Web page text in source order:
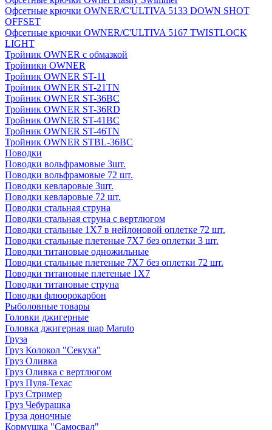
Офсетные крючки OWNER/C'ULTIVA 5133 DOWN SHOT
OFFSET
Офсетные крючки OWNER/C'ULTIVA 5167 TWISTLOCK
LIGHT
Тройник OWNER с обмазкой
Тройники OWNER
Тройник OWNER ST-11
Тройник OWNER ST-21TN
Тройник OWNER ST-36BC
Тройник OWNER ST-36RD
Тройник OWNER ST-41BC
Тройник OWNER ST-46TN
Тройник OWNER STBL-36BC
Поводки
Поводки вольфрамовые 3шт.
Поводки вольфрамовые 72 шт.
Поводки кевларовые 3шт.
Поводки кевларовые 72 шт.
Поводки стальная струна
Поводки стальная струна с вертлюгом
Поводки стальные 1X7 в нейлоновой оплетке 72 шт.
Поводки стальные плетеные 7X7 без оплетки 3 шт.
Поводки титановые одножильные
Поводки стальные плетеные 7X7 без оплетки 72 шт.
Поводки титановые плетеные 1X7
Поводки титановые струна
Поводки флюорокарбон
Рыболовные товары
Головки джигерные
Головка джигерная шар Maruto
Груза
Груз Колокол "Секуха"
Груз Оливка
Груз Оливка с вертлюгом
Груз Пуля-Техас
Груз Стример
Груз Чебурашка
Груза доночные
Кормушка "Самосвал"